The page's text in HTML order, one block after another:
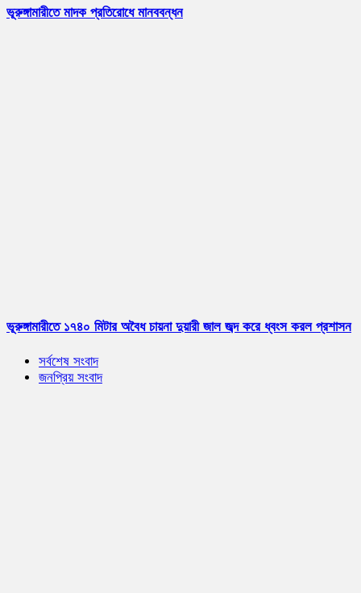
ভূরুঙ্গামারীতে মাদক প্রতিরোধে মানববন্ধন
ভূরুঙ্গামারীতে ১৭৪০ মিটার অবৈধ চায়না দুয়ারী জাল জব্দ করে ধ্বংস করল প্রশাসন
সর্বশেষ সংবাদ
জনপ্রিয় সংবাদ